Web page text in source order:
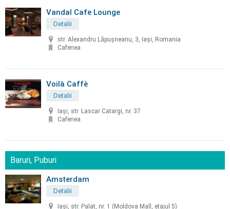
Vandal Cafe Lounge
Detalii
str. Alexandru Lăpușneanu, 3, Iași, Romania
Cafenea
Voilà Caffè
Detalii
Iaşi, str. Lascar Catargi, nr. 37
Cafenea
Baruri, Puburi
Amsterdam
Detalii
Iași, str. Palat, nr. 1 (Moldova Mall, etajul 5)